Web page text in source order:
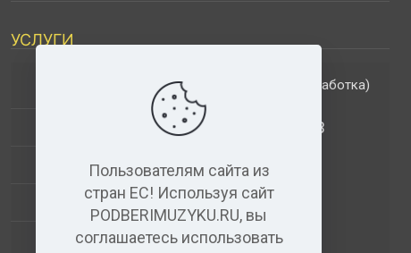
УСЛУГИ
ДОПОЛНИТЕЛЬНЫЕ УСЛУГИ (обработка)
АНАЛИЗ МУЗЫКАЛЬНЫХ ТРЕКОВ
ВИДЕО+АУДИО
УСЛУГИ ЗВУКОЗАПИСИ
АУДИО РЕДАКТОР(бесплатный)
Пользователям сайта из
стран ЕС! Используя сайт
PODBERIMUZYKU.RU, вы
соглашаетесь использовать